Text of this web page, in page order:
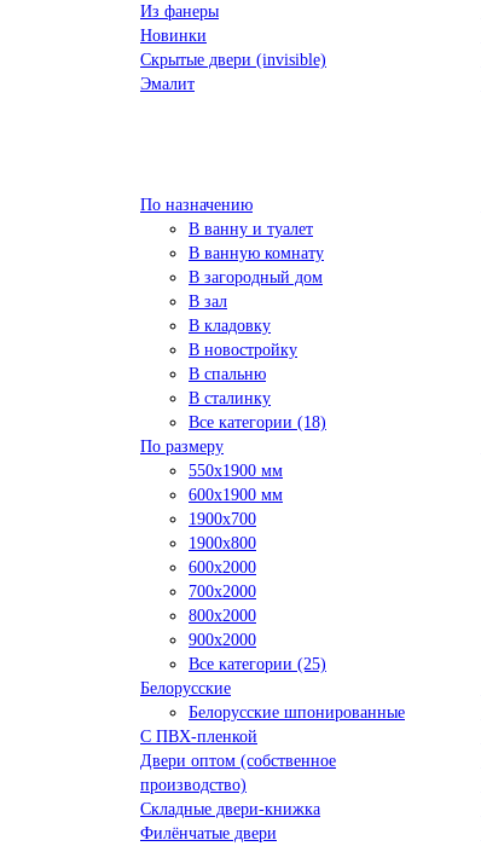
Из фанеры
Новинки
Скрытые двери (invisible)
Эмалит
По назначению
В ванну и туалет
В ванную комнату
В загородный дом
В зал
В кладовку
В новостройку
В спальню
В сталинку
Все категории (18)
По размеру
550x1900 мм
600x1900 мм
1900х700
1900х800
600x2000
700x2000
800x2000
900x2000
Все категории (25)
Белорусские
Белорусские шпонированные
C ПВХ-пленкой
Двери оптом (собственное
производство)
Складные двери-книжка
Филёнчатые двери